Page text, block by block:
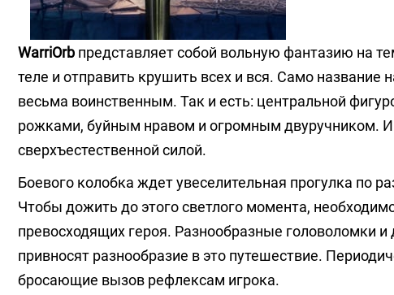
WarriOrb представляет собой вольную фантазию на
теле и отправить крушить всех и вся. Само
весьма воинственным. Так и есть: центральной
рожками, буйным нравом и огромным двуручником. И
сверхъестественной силой.
Боевого колобка ждет увеселительная прогулка по
Чтобы дожить до этого светлого момента,
превосходящих героя. Разнообразные головоломки
привносят разнообразие в это путешествие.
бросающие вызов рефлексам игрока.